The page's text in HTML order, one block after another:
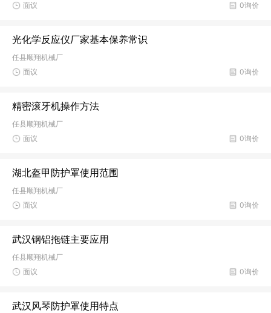
0询价
面议
光化学反应仪厂家基本保养常识
任县顺翔机械厂
0询价
面议
精密滚牙机操作方法
任县顺翔机械厂
0询价
面议
湖北盔甲防护罩使用范围
任县顺翔机械厂
0询价
面议
武汉钢铝拖链主要应用
任县顺翔机械厂
0询价
面议
武汉风琴防护罩使用特点